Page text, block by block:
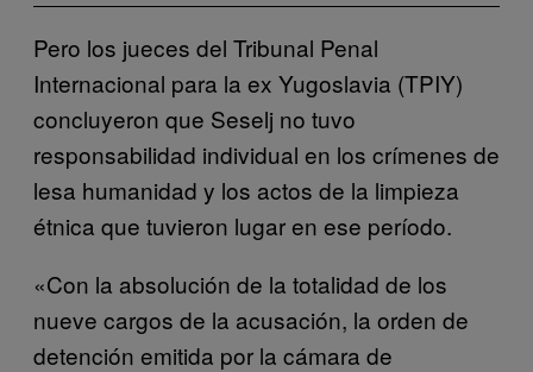
Pero los jueces del Tribunal Penal
Internacional para la ex Yugoslavia (TPIY)
concluyeron que Seselj no tuvo
responsabilidad individual en los crímenes de
lesa humanidad y los actos de la limpieza
étnica que tuvieron lugar en ese período.
«Con la absolución de la totalidad de los
nueve cargos de la acusación, la orden de
detención emitida por la cámara de